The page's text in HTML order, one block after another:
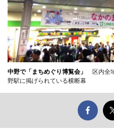
中野で「まちめぐり博覧会」
区内全
野駅に掲げられている横断幕